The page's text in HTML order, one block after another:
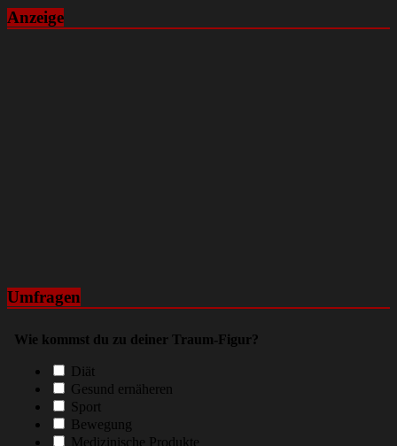
Anzeige
Umfragen
Wie kommst du zu deiner Traum-Figur?
Diät
Gesund ernäheren
Sport
Bewegung
Medizinische Produkte